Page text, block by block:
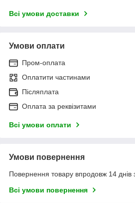
Всі умови доставки
Умови оплати
Пром-оплата
Оплатити частинами
Післяплата
Оплата за реквізитами
Всі умови оплати
Умови повернення
Повернення товару впродовж 14 днів
Всі умови повернення